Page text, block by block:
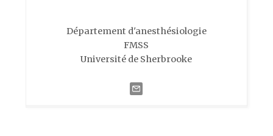
Département d'anesthésiologie
FMSS
Université de Sherbrooke